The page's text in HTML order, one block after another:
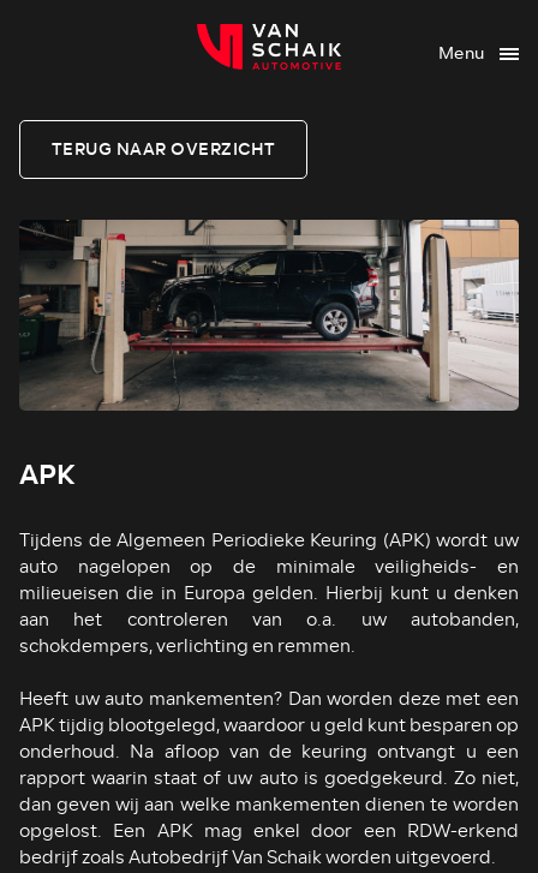
Menu
TERUG NAAR OVERZICHT
APK
Tijdens de Algemeen Periodieke Keuring (APK) wordt uw
auto nagelopen op de minimale veiligheids- en
milieueisen die in Europa gelden. Hierbij kunt u denken
aan het controleren van o.a. uw autobanden,
schokdempers, verlichting en remmen.
Heeft uw auto mankementen? Dan worden deze met een
APK tijdig blootgelegd, waardoor u geld kunt besparen op
onderhoud. Na afloop van de keuring ontvangt u een
rapport waarin staat of uw auto is goedgekeurd. Zo niet,
dan geven wij aan welke mankementen dienen te worden
opgelost. Een APK mag enkel door een RDW-erkend
bedrijf zoals Autobedrijf Van Schaik worden uitgevoerd.